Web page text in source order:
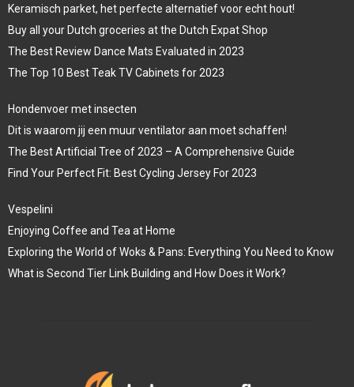
Keramisch parket, het perfecte alternatief voor echt hout!
Buy all your Dutch groceries at the Dutch Expat Shop
The Best Review Dance Mats Evaluated in 2023
The Top 10 Best Teak TV Cabinets for 2023
Hondenvoer met insecten
Dit is waarom jij een muur ventilator aan moet schaffen!
The Best Artificial Tree of 2023 – A Comprehensive Guide
Find Your Perfect Fit: Best Cycling Jersey For 2023
Vespelini
Enjoying Coffee and Tea at Home
Exploring the World of Woks & Pans: Everything You Need to Know
What is Second Tier Link Building and How Does it Work?